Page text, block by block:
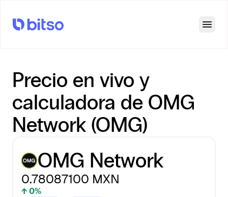
Precio en vivo y
calculadora de OMG
Network (OMG)
OMG Network
0.78087100 MXN
↑ 0%